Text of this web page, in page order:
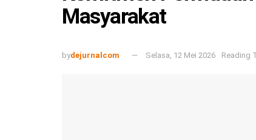
Masyarakat
bydejurnalcom Selasa, 12 Mei 2026 Reading